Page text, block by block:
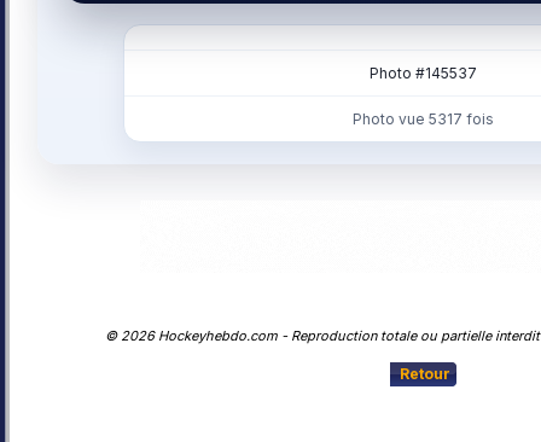
Photo #145537
Photo vue 5317 fois
© 2026 Hockeyhebdo.com - Reproduction totale ou partielle
Retour